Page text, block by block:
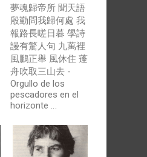
夢魂歸帝所 聞天語
殷勤問我歸何處 我
報路長嗟日暮 學詩
謾有驚人句 九萬裡
風鵬正舉 風休住 蓬
舟吹取三山去 -
Orgullo de los
pescadores en el
horizonte …